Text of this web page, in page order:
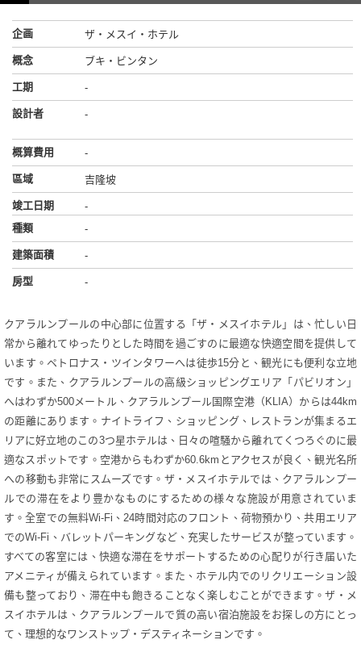
企画 ザ・メスイ・ホテル
概念 ブキ・ビンタン
工期 -
設計者 -
概算費用 -
區域 吉隆坡
竣工日期
-
種類
-
建築面積 -
房型 -
クアラルンプールの中心部に位置する「ザ・メスイホテル」は、忙しい日
常から離れてゆったりとした時間を過ごすのに最適な快適空間を提供して
います。ペトロナス・ツインタワーへは徒歩15分と、観光にも便利な立地
です。また、クアラルンプールの高級ショッピングエリア「パビリオン」
へはわずか500メートル、クアラルンプール国際空港（KLIA）からは44km
の距離にあります。ナイトライフ、ショッピング、レストランが集まるエ
リアに好立地のこの3つ星ホテルは、日々の喧騒から離れてくつろぐのに最
適なスポットです。空港からもわずか60.6kmとアクセスが良く、観光名所
への移動も非常にスムーズです。ザ・メスイホテルでは、クアラルンプー
ルでの滞在をより豊かなものにするための様々な施設が用意されていま
す。全室での無料Wi-Fi、24時間対応のフロント、荷物預かり、共用エリア
でのWi-Fi、バレットパーキングなど、充実したサービスが整っています。
すべての客室には、快適な滞在をサポートするための心配りが行き届いた
アメニティが備えられています。また、ホテル内でのリクリエーション設
備も整っており、滞在中も飽きることなく楽しむことができます。ザ・メ
スイホテルは、クアラルンプールで質の高い宿泊施設をお探しの方にとっ
て、理想的なワンストップ・デスティネーションです。